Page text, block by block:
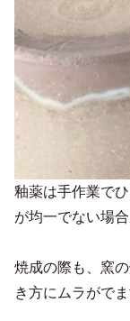
釉薬は手作業で
が均一でない場合
焼成の際も、窯
き方にムラがでま